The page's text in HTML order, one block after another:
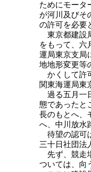
ためにモータ
が河川及びそ
の許可を必要
東京都建設
をもって、六
運局東京支局
地地形変更等
かくして許
関東海運局東
過る五月一
態であったと
長のもとへ、
へ、中川放水
待望の認可
三十日社団法
先ず、競走
ついては、向